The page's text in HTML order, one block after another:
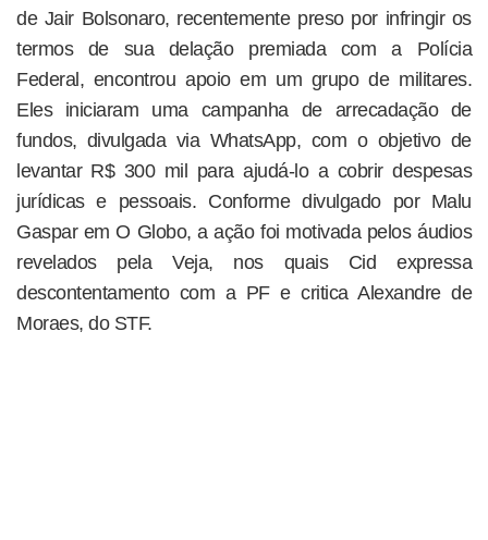
de Jair Bolsonaro, recentemente preso por infringir os
termos de sua delação premiada com a Polícia
Federal, encontrou apoio em um grupo de militares.
Eles iniciaram uma campanha de arrecadação de
fundos, divulgada via WhatsApp, com o objetivo de
levantar R$ 300 mil para ajudá-lo a cobrir despesas
jurídicas e pessoais. Conforme divulgado por Malu
Gaspar em O Globo, a ação foi motivada pelos áudios
revelados pela Veja, nos quais Cid expressa
descontentamento com a PF e critica Alexandre de
Moraes, do STF.